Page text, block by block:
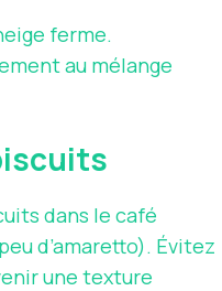
ferme.
au mélange
dans le café
d’amaretto). Évitez
une texture